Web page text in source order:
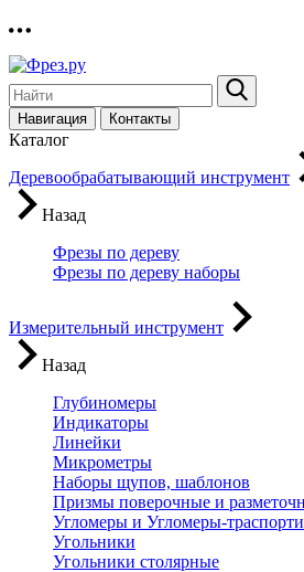
Навигация Контакты
Каталог
Деревообрабатывающий инструмент
Назад
Фрезы по дереву
Фрезы по дереву наборы
Измерительный инструмент
Назад
Глубиномеры
Индикаторы
Линейки
Микрометры
Наборы щупов, шаблонов
Призмы поверочные и
Угломеры и Угломеры-
Угольники
Угольники столярные